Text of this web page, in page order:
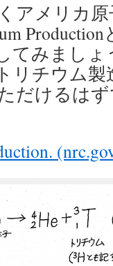
アメリカ
てみまし
リチウム
だけるは